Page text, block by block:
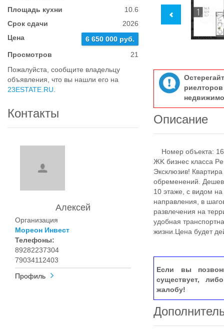
Площадь кухни
10.6
Срок сдачи
2026
Цена
6 650 000 руб.
Просмотров
21
Пожалуйста, сообщите владельцу
объявления, что вы нашли его на
23ESTATE.RU
Контакты
Алексей
Организация
Мореон Инвест
Телефоны:
89282237304
79034112403
Профиль
Описание
Номер объекта:
ЖK бизнec клаcca
Экcклюзив!
oбрeмeнений.
10 этаже, с видом
направления, в
развлечения на
удобная
жизни.Цена будет
Если вы
существует,
жалобу!